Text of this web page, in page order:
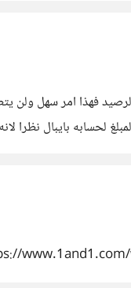
فهذا امر سهل ولن
لي المال اولا ثم احول له انا